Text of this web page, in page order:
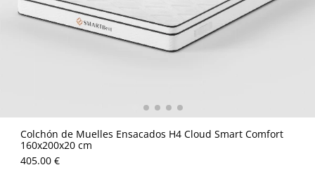
Colchón de Muelles Ensacados H4 Cloud Smart Comfort
160x200x20 cm
405.00 €